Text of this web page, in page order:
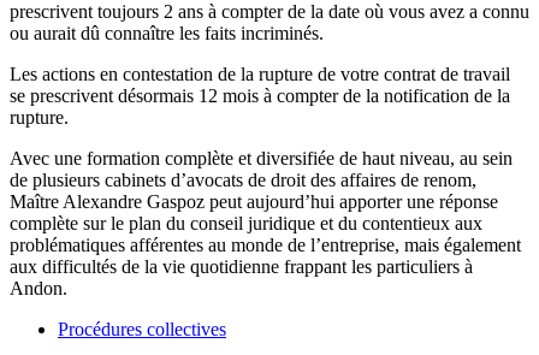
prescrivent toujours 2 ans à compter de la date où vous avez a connu
ou aurait dû connaître les faits incriminés.
Les actions en contestation de la rupture de votre contrat de travail
se prescrivent désormais 12 mois à compter de la notification de la
rupture.
Avec une formation complète et diversifiée de haut niveau, au sein
de plusieurs cabinets d’avocats de droit des affaires de renom,
Maître Alexandre Gaspoz peut aujourd’hui apporter une réponse
complète sur le plan du conseil juridique et du contentieux aux
problématiques afférentes au monde de l’entreprise, mais également
aux difficultés de la vie quotidienne frappant les particuliers à
Andon.
Procédures collectives